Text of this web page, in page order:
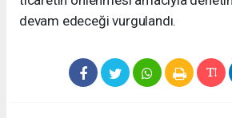
devam edeceği vurgulandı.